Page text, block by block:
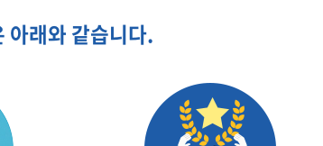
아래와 같습니다.